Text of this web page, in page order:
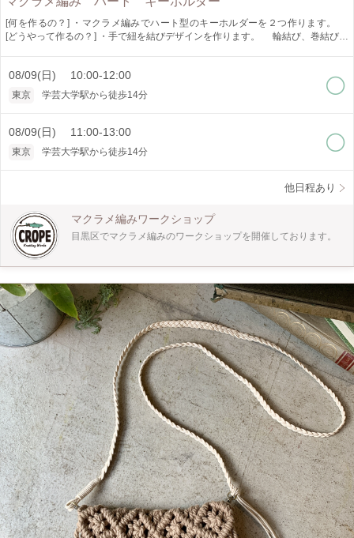
[何を作るの？] ・マクラメ編みでハート型のキーホルダーを２つ作ります。
[どうやって作るの？] ・手で紐を結びデザインを作ります。 輪結び、巻結びが
歳以上 ・初心者の方でも大丈夫です。 [所要時間] ・2時間にしていますが、個人
差がありますので2時間以上かかることがあります。 時間に余裕をもってお越し
作ると次に何を作ろうかなと楽しくなります。 是非体験してみてください。
08/09(日) 10:00-12:00
東京 学芸大学駅から徒歩14分
08/09(日) 11:00-13:00
東京 学芸大学駅から徒歩14分
他日程あり
マクラメ編みワークショップ
目黒区でマクラメ編みのワークショップを開催しております。